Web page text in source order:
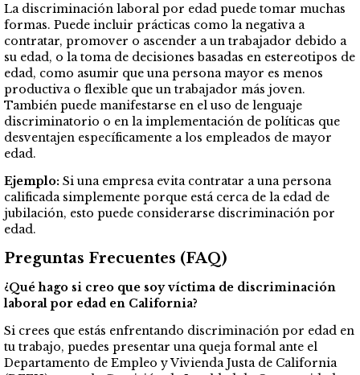
La discriminación laboral por edad puede tomar muchas
formas. Puede incluir prácticas como la negativa a
contratar, promover o ascender a un trabajador debido a
su edad, o la toma de decisiones basadas en estereotipos de
edad, como asumir que una persona mayor es menos
productiva o flexible que un trabajador más joven.
También puede manifestarse en el uso de lenguaje
discriminatorio o en la implementación de políticas que
desventajen específicamente a los empleados de mayor
edad.
Ejemplo: Si una empresa evita contratar a una persona
calificada simplemente porque está cerca de la edad de
jubilación, esto puede considerarse discriminación por
edad.
Preguntas Frecuentes (FAQ)
¿Qué hago si creo que soy víctima de discriminación
laboral por edad en California?
Si crees que estás enfrentando discriminación por edad en
tu trabajo, puedes presentar una queja formal ante el
Departamento de Empleo y Vivienda Justa de California